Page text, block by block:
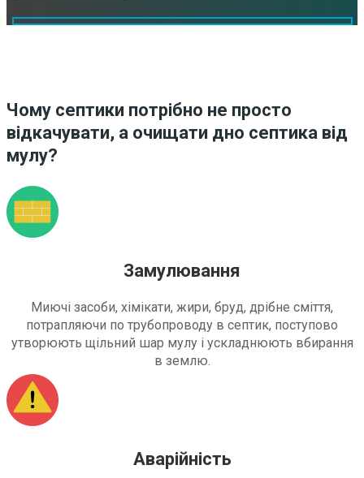
Чому септики потрібно не просто
відкачувати, а очищати дно септика від
мулу?
Замулювання
Миючі засоби, хімікати, жири, бруд, дрібне сміття,
потрапляючи по трубопроводу в септик, поступово
утворюють щільний шар мулу і ускладнюють вбирання
в землю.
Аварійність